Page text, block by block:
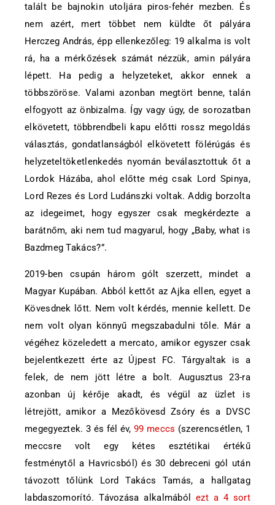
talált be bajnokin utoljára piros-fehér mezben. És
nem azért, mert többet nem küldte őt pályára
Herczeg András, épp ellenkezőleg: 19 alkalma is volt
rá, ha a mérkőzések számát nézzük, amin pályára
lépett. Ha pedig a helyzeteket, akkor ennek a
többszöröse. Valami azonban megtört benne, talán
elfogyott az önbizalma. Így vagy úgy, de sorozatban
elkövetett, többrendbeli kapu előtti rossz megoldás
választás, gondatlanságból elkövetett fölérúgás és
helyzeteltöketlenkedés nyomán beválasztottuk őt a
Lordok Házába, ahol előtte még csak Lord Spinya,
Lord Rezes és Lord Ludánszki voltak. Addig borzolta
az idegeimet, hogy egyszer csak megkérdezte a
barátnőm, aki nem tud magyarul, hogy „Baby, what is
Bazdmeg Takács?”.
2019-ben csupán három gólt szerzett, mindet a
Magyar Kupában. Abból kettőt az Ajka ellen, egyet a
Kövesdnek lőtt. Nem volt kérdés, mennie kellett. De
nem volt olyan könnyű megszabadulni tőle. Már a
végéhez közeledett a mercato, amikor egyszer csak
bejelentkezett érte az Újpest FC. Tárgyaltak is a
felek, de nem jött létre a bolt. Augusztus 23-ra
azonban új kérője akadt, és végül az üzlet is
létrejött, amikor a Mezőkövesd Zsóry és a DVSC
megegyeztek. 3 és fél év,99 meccs (szerencsétlen, 1
meccsre volt egy kétes esztétikai értékű
festménytől a Havricsból) és 30 debreceni gól után
távozott tőlünk Lord Takács Tamás, a hallgatag
labdaszomorító. Távozása alkalmábólezt a 4 sort